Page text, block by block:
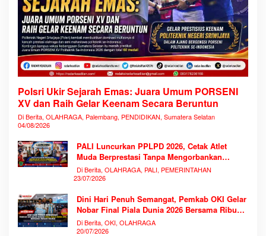
Polsri Ukir Sejarah Emas: Juara Umum PORSENI
XV dan Raih Gelar Keenam Secara Beruntun
Di Berita, OLAHRAGA, Palembang, PENDIDIKAN, Sumatera Selatan
04/08/2026
PALI Luncurkan PPLPD 2026, Cetak Atlet
Muda Berprestasi Tanpa Mengorbankan
Pendidikan
Di Berita, OLAHRAGA, PALI, PEMERINTAHAN
23/07/2026
Dini Hari Penuh Semangat, Pemkab OKI Gelar
Nobar Final Piala Dunia 2026 Bersama Ribuan
Warga
Di Berita, OKI, OLAHRAGA
20/07/2026